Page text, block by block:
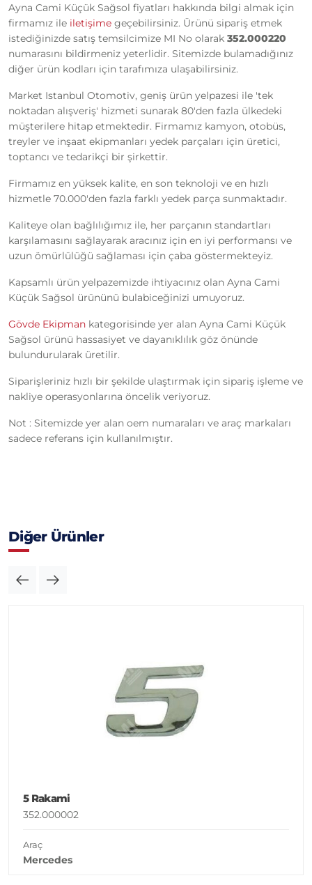
Ayna Cami Küçük Sağsol fiyatları hakkında bilgi almak için
firmamız ile iletişime geçebilirsiniz. Ürünü sipariş etmek
istediğinizde satış temsilcimize MI No olarak 352.000220
numarasını bildirmeniz yeterlidir. Sitemizde bulamadığınız
diğer ürün kodları için tarafımıza ulaşabilirsiniz.
Market Istanbul Otomotiv, geniş ürün yelpazesi ile 'tek
noktadan alışveriş' hizmeti sunarak 80'den fazla ülkedeki
müşterilere hitap etmektedir. Firmamız kamyon, otobüs,
treyler ve inşaat ekipmanları yedek parçaları için üretici,
toptancı ve tedarikçi bir şirkettir.
Firmamız en yüksek kalite, en son teknoloji ve en hızlı
hizmetle 70.000'den fazla farklı yedek parça sunmaktadır.
Kaliteye olan bağlılığımız ile, her parçanın standartları
karşılamasını sağlayarak aracınız için en iyi performansı ve
uzun ömürlülüğü sağlaması için çaba göstermekteyiz.
Kapsamlı ürün yelpazemizde ihtiyacınız olan Ayna Cami
Küçük Sağsol ürününü bulabiceğinizi umuyoruz.
Gövde Ekipman kategorisinde yer alan Ayna Cami Küçük
Sağsol ürünü hassasiyet ve dayanıklılık göz önünde
bulundurularak üretilir.
Siparişleriniz hızlı bir şekilde ulaştırmak için sipariş işleme ve
nakliye operasyonlarına öncelik veriyoruz.
Not : Sitemizde yer alan oem numaraları ve araç markaları
sadece referans için kullanılmıştır.
Diğer Ürünler
5 Rakami
352.000002
Araç
Mercedes